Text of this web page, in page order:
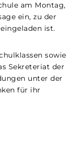
am Montag,
ein, zu der
ist.
sowie
Sekreteriat der
unter der
für ihr